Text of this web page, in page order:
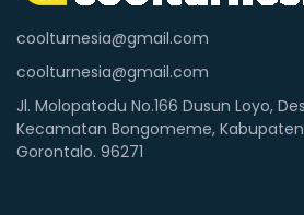
coolturnesia@gmail.com
coolturnesia@gmail.com
Jl. Molopatodu No.166 Dusun Loyo,
Kecamatan Bongomeme,
Gorontalo. 96271